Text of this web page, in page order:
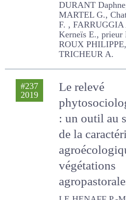
DURANT Daphne,
G., Chataigner F. ,
FARRUGGIA
E., prieur M, ROUX
TRICHEUR A.
#237
2019
Le relevé
: un outil au
de la
des
agropastorales